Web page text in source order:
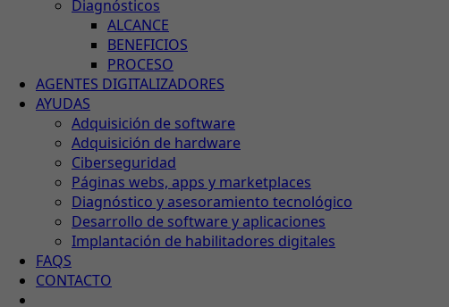
Diagnósticos
ALCANCE
BENEFICIOS
PROCESO
AGENTES DIGITALIZADORES
AYUDAS
Adquisición de software
Adquisición de hardware
Ciberseguridad
Páginas webs, apps y marketplaces
Diagnóstico y asesoramiento tecnológico
Desarrollo de software y aplicaciones
Implantación de habilitadores digitales
FAQS
CONTACTO